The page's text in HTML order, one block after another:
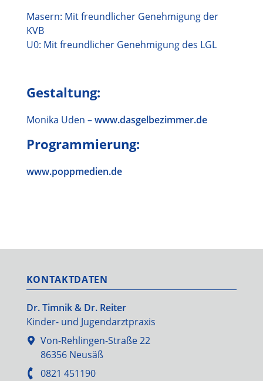
Masern: Mit freundlicher Genehmigung der
KVB
U0: Mit freundlicher Genehmigung des LGL
Gestaltung:
Monika Uden –www.dasgelbezimmer.de
Programmierung:
www.poppmedien.de
KONTAKTDATEN
Dr. Timnik & Dr. Reiter
Kinder- und Jugendarztpraxis
Von-Rehlingen-Straße 22
86356 Neusäß
0821 451190